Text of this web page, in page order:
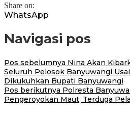
Share on:
WhatsApp
Navigasi pos
Pos sebelumnya Nina Akan
Seluruh Pelosok Banyuwangi
Dikukuhkan Bupati Banyuwangi
Pos berikutnya Polresta
Pengeroyokan Maut, Terduga